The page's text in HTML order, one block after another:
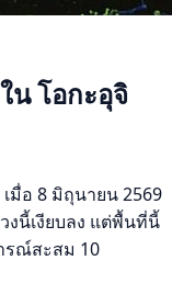
โอกะอุจิ
มื่อ 8 มิถุนายน 2569
งนี้เงียบลง แต่พื้นที่นี้
รณ์สะสม 10